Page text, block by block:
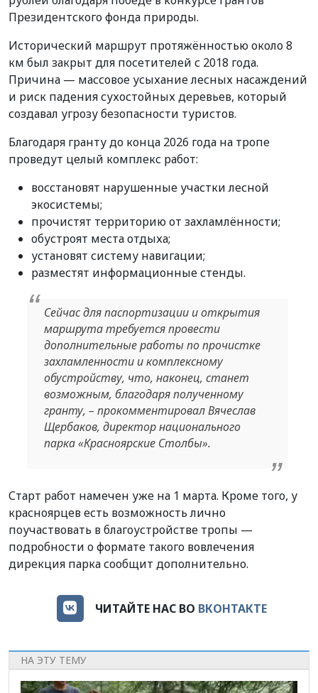
Президентского фонда природы.
Исторический маршрут протяжённостью около 8
км был закрыт для посетителей с 2018 года.
Причина — массовое усыхание лесных насаждений
и риск падения сухостойных деревьев, который
создавал угрозу безопасности туристов.
Благодаря гранту до конца 2026 года на тропе
проведут целый комплекс работ:
восстановят нарушенные участки лесной
экосистемы;
прочистят территорию от захламлённости;
обустроят места отдыха;
установят систему навигации;
разместят информационные стенды.
Сейчас для паспортизации и открытия
маршрута требуется провести
дополнительные работы по прочистке
захламленности и комплексному
обустройству, что, наконец, станет
возможным, благодаря полученному
гранту, – прокомментировал Вячеслав
Щербаков, директор национального
парка «Красноярские Столбы».
Старт работ намечен уже на 1 марта. Кроме того, у
красноярцев есть возможность лично
поучаствовать в благоустройстве тропы —
подробности о формате такого вовлечения
дирекция парка сообщит дополнительно.
ЧИТАЙТЕ НАС ВО ВКОНТАКТЕ
НА ЭТУ ТЕМУ